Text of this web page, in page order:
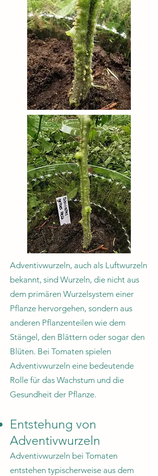
Adventivwurzeln, auch als Luftwurzeln
bekannt, sind Wurzeln, die nicht aus
dem primären Wurzelsystem einer
Pflanze hervorgehen, sondern aus
anderen Pflanzenteilen wie dem
Stängel, den Blättern oder sogar den
Blüten. Bei Tomaten spielen
Adventivwurzeln eine bedeutende
Rolle für das Wachstum und die
Gesundheit der Pflanze.
Entstehung von
Adventivwurzeln
Adventivwurzeln bei Tomaten
entstehen typischerweise aus dem